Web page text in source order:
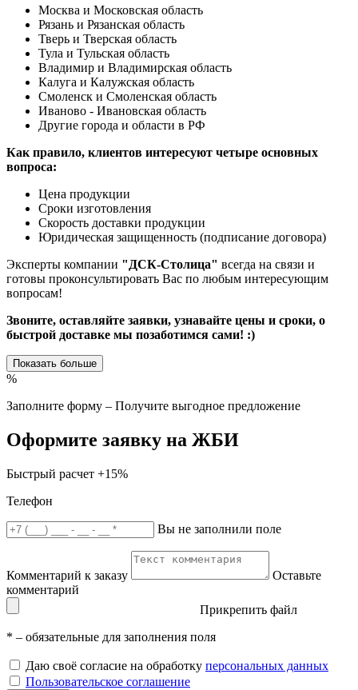
Москва и Московская область
Рязань и Рязанская область
Тверь и Тверская область
Тула и Тульская область
Владимир и Владимирская область
Калуга и Калужская область
Смоленск и Смоленская область
Иваново - Ивановская область
Другие города и области в РФ
Как правило, клиентов интересуют четыре основных
вопроса:
Цена продукции
Сроки изготовления
Скорость доставки продукции
Юридическая защищенность (подписание договора)
Эксперты компании "ДСК-Столица" всегда на связи и
готовы проконсультировать Вас по любым интересующим
вопросам!
Звоните, оставляйте заявки, узнавайте цены и сроки, о
быстрой доставке мы позаботимся сами! :)
Показать больше
%
Заполните форму – Получите выгодное предложение
Оформите заявку на ЖБИ
Быстрый расчет +15%
Телефон
Вы не заполнили поле
Комментарий к заказу
Оставьте
комментарий
Прикрепить файл
* – обязательные для заполнения поля
Даю своё согласие на обработку персональных данных
Пользовательское соглашение